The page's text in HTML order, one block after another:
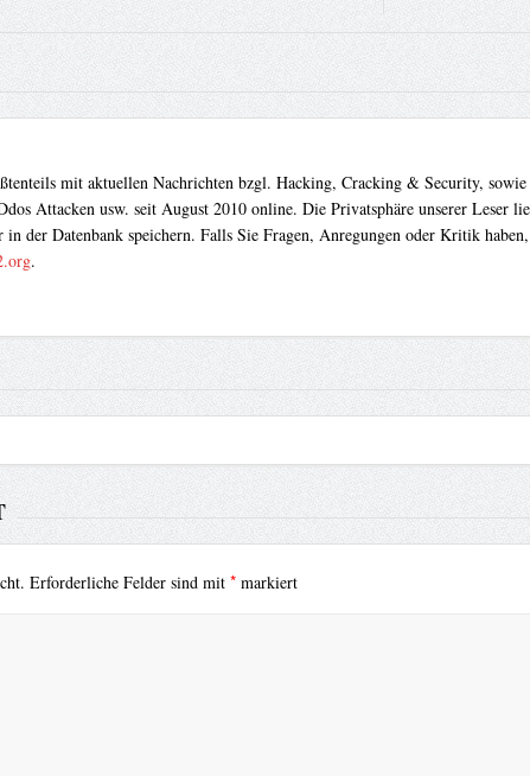
mit aktuellen Nachrichten bzgl. Hacking, Cracking & Security,
Attacken usw. seit August 2010 online. Die Privatsphäre unserer Leser
in der Datenbank speichern. Falls Sie Fragen, Anregungen oder Kritik
.
Erforderliche Felder sind mit *markiert